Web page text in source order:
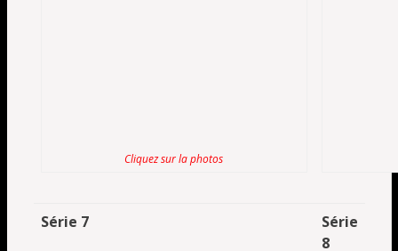
Cliquez sur la photos
Série 7
Série
8